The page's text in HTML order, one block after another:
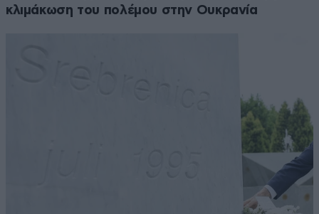
κλιμάκωση του πολέμου στην Ουκρανία